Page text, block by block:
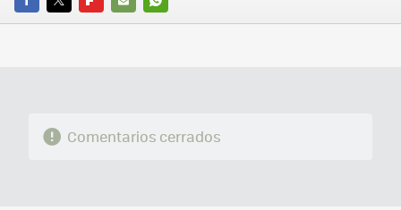
FACEBOOK
TWITTERFLIPBOARD
E-
WHATSAPP
Comentarios cerrados